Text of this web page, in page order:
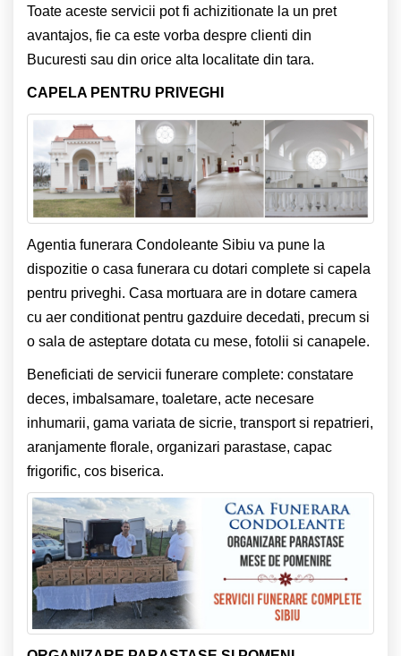
Toate aceste servicii pot fi achizitionate la un pret
avantajos, fie ca este vorba despre clienti din
Bucuresti sau din orice alta localitate din tara.
CAPELA PENTRU PRIVEGHI
Agentia funerara Condoleante Sibiu va pune la
dispozitie o casa funerara cu dotari complete si capela
pentru priveghi. Casa mortuara are in dotare camera
cu aer conditionat pentru gazduire decedati, precum si
o sala de asteptare dotata cu mese, fotolii si canapele.
Beneficiati de servicii funerare complete: constatare
deces, imbalsamare, toaletare, acte necesare
inhumarii, gama variata de sicrie, transport si repatrieri,
aranjamente florale, organizari parastase, capac
frigorific, cos biserica.